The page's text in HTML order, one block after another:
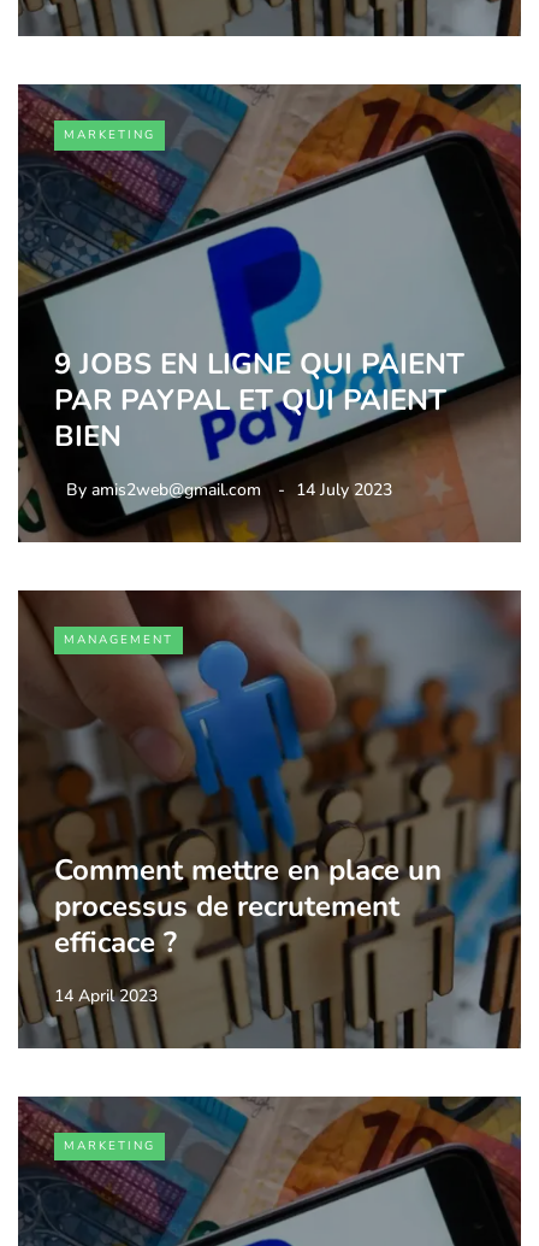
MARKETING
9 JOBS EN LIGNE QUI PAIENT
PAR PAYPAL ET QUI PAIENT
BIEN
By amis2web@gmail.com 14 July 2023
MANAGEMENT
Comment mettre en place un
processus de recrutement
efficace ?
14 April 2023
MARKETING